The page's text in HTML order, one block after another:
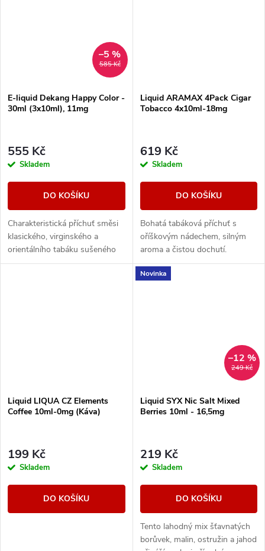
585 Kč
–5 %
E-liquid Dekang Happy Color -
30ml (3x10ml), 11mg
555 Kč
Skladem
DO KOŠÍKU
Charakteristická příchuť směsi
klasického, virginského a
orientálního tabáku sušeného
žárem slunce.
Liquid ARAMAX 4Pack Cigar
Tobacco 4x10ml-18mg
619 Kč
Skladem
DO KOŠÍKU
Bohatá tabáková příchuť s
oříškovým nádechem, silným
aroma a čistou dochutí.
Liquid LIQUA CZ Elements
Coffee 10ml-0mg (Káva)
199 Kč
Skladem
DO KOŠÍKU
Novinka
249 Kč
–12 %
Liquid SYX Nic Salt Mixed
Berries 10ml - 16,5mg
219 Kč
Skladem
DO KOŠÍKU
Tento lahodný mix šťavnatých
borůvek, malin, ostružin a jahod